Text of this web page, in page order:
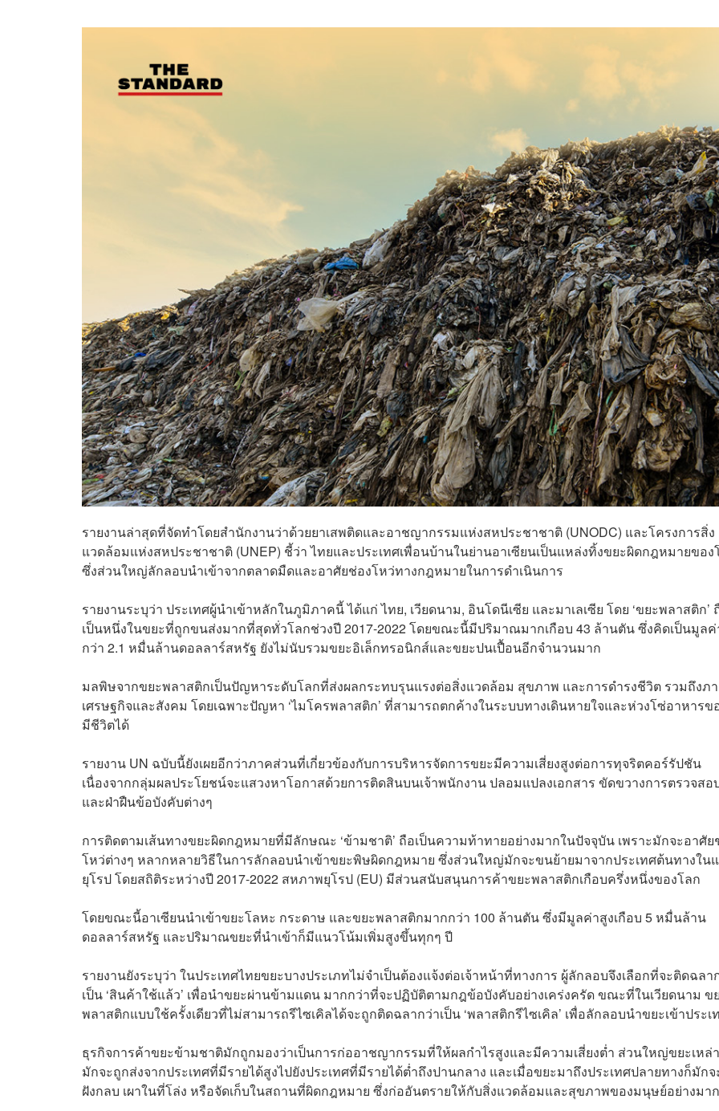
รายงานล่าสุดที่จัดทำโดยสำนักงานว่าด้วยยาเสพติดและอาชญากรรมแห่งสหประชาชาติ (UNODC) และโครงการสิ่ง
แวดล้อมแห่งสหประชาชาติ (UNEP) ชี้ว่า ไทยและประเทศเพื่อนบ้านในย่านอาเซียนเป็นแหล่งทิ้งขยะผิดกฎหมายของ
ซึ่งส่วนใหญ่ลักลอบนำเข้าจากตลาดมืดและอาศัยช่องโหว่ทางกฎหมายในการดำเนินการ
รายงานระบุว่า ประเทศผู้นำเข้าหลักในภูมิภาคนี้ ได้แก่ ไทย, เวียดนาม, อินโดนีเซีย และมาเลเซีย โดย ‘ขยะพลาสติก’
เป็นหนึ่งในขยะที่ถูกขนส่งมากที่สุดทั่วโลกช่วงปี 2017-2022 โดยขณะนี้มีปริมาณมากเกือบ 43 ล้านตัน ซึ่งคิดเป็นมูล
กว่า 2.1 หมื่นล้านดอลลาร์สหรัฐ ยังไม่นับรวมขยะอิเล็กทรอนิกส์และขยะปนเปื้อนอีกจำนวนมาก
มลพิษจากขยะพลาสติกเป็นปัญหาระดับโลกที่ส่งผลกระทบรุนแรงต่อสิ่งแวดล้อม สุขภาพ และการดำรงชีวิต รวมถึงภ
เศรษฐกิจและสังคม โดยเฉพาะปัญหา ‘ไมโครพลาสติก’ ที่สามารถตกค้างในระบบทางเดินหายใจและห่วงโซ่อาหารข
มีชีวิตได้
รายงาน UN ฉบับนี้ยังเผยอีกว่าภาคส่วนที่เกี่ยวข้องกับการบริหารจัดการขยะมีความเสี่ยงสูงต่อการทุจริตคอร์รัปชัน
เนื่องจากกลุ่มผลประโยชน์จะแสวงหาโอกาสด้วยการติดสินบนเจ้าพนักงาน ปลอมแปลงเอกสาร ขัดขวางการตรวจสอ
และฝ่าฝืนข้อบังคับต่างๆ
การติดตามเส้นทางขยะผิดกฎหมายที่มีลักษณะ ‘ข้ามชาติ’ ถือเป็นความท้าทายอย่างมากในปัจจุบัน เพราะมักจะอาศัย
โหว่ต่างๆ หลากหลายวิธีในการลักลอบนำเข้าขยะพิษผิดกฎหมาย ซึ่งส่วนใหญ่มักจะขนย้ายมาจากประเทศต้นทางใน
ยุโรป โดยสถิติระหว่างปี 2017-2022 สหภาพยุโรป (EU) มีส่วนสนับสนุนการค้าขยะพลาสติกเกือบครึ่งหนึ่งของโลก
โดยขณะนี้อาเซียนนำเข้าขยะโลหะ กระดาษ และขยะพลาสติกมากกว่า 100 ล้านตัน ซึ่งมีมูลค่าสูงเกือบ 5 หมื่นล้าน
ดอลลาร์สหรัฐ และปริมาณขยะที่นำเข้าก็มีแนวโน้มเพิ่มสูงขึ้นทุกๆ ปี
รายงานยังระบุว่า ในประเทศไทยขยะบางประเภทไม่จำเป็นต้องแจ้งต่อเจ้าหน้าที่ทางการ ผู้ลักลอบจึงเลือกที่จะติดฉลา
เป็น ‘สินค้าใช้แล้ว’ เพื่อนำขยะผ่านข้ามแดน มากกว่าที่จะปฏิบัติตามกฎข้อบังคับอย่างเคร่งครัด ขณะที่ในเวียดนาม ข
พลาสติกแบบใช้ครั้งเดียวที่ไม่สามารถรีไซเคิลได้จะถูกติดฉลากว่าเป็น ‘พลาสติกรีไซเคิล’ เพื่อลักลอบนำขยะเข้าประเ
ธุรกิจการค้าขยะข้ามชาติมักถูกมองว่าเป็นการก่ออาชญากรรมที่ให้ผลกำไรสูงและมีความเสี่ยงต่ำ ส่วนใหญ่ขยะเหล่
มักจะถูกส่งจากประเทศที่มีรายได้สูงไปยังประเทศที่มีรายได้ต่ำถึงปานกลาง และเมื่อขยะมาถึงประเทศปลายทางก็มัก
ฝังกลบ เผาในที่โล่ง หรือจัดเก็บในสถานที่ผิดกฎหมาย ซึ่งก่ออันตรายให้กับสิ่งแวดล้อมและสุขภาพของมนุษย์อย่างมาก